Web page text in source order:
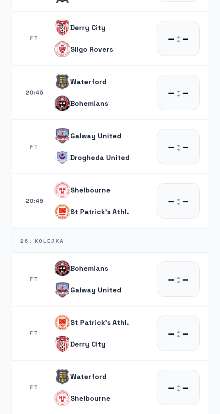
FT
Derry City
Sligo Rovers
– :–
20:45
Waterford
Bohemians
– :–
FT
Galway United
Drogheda United
– :–
20:45
Shelbourne
St Patrick's Athl.
– :–
26. KOLEJKA
FT
Bohemians
Galway United
– :–
FT
St Patrick's Athl.
Derry City
– :–
FT
Waterford
Shelbourne
– :–